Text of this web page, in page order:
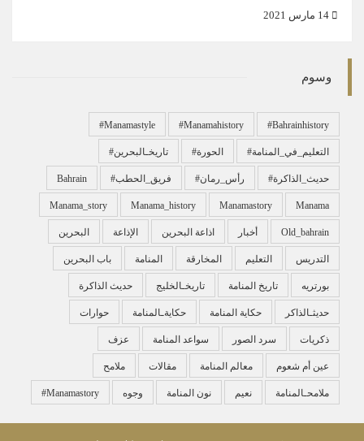
وسوم
#bahrainhistory
#manamahistory
#manamastyle
#التعليم_في_المنامة #الحورة #تاريخـالبحرين
#حديث_الذاكرة #رأس_رمان #فريق_الحطب Bahrain
Manama
Manamastory
Manama_history
Manama_story
Old_bahrain أخبار اذاعة البحرين الإذاعة البحرين
التدريس التعليم المخارقة المنامة باب البحرين
بورتريه تاريخ المنامة تاريخـالخليج حديث الذاكرة
حديثـالذاكر حكاية المنامة حكايةـالمنامة حوارات
ذكريات سرد الصور سواعد المنامة عزف
عين أم شعوم معالم المنامة مقالات ملامح
ملامحـالمنامة نعيم نون المنامة وجوه ‏#manamastory